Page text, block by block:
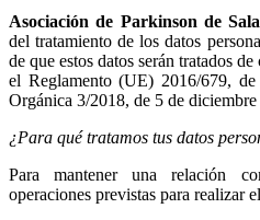
Asociación de Parkinson de
del tratamiento de los datos
de que estos datos serán tratados
el Reglamento (UE) 2016/679,
Orgánica 3/2018, de 5 de
¿Para qué tratamos tus datos
Para mantener una relación
operaciones previstas para realizar